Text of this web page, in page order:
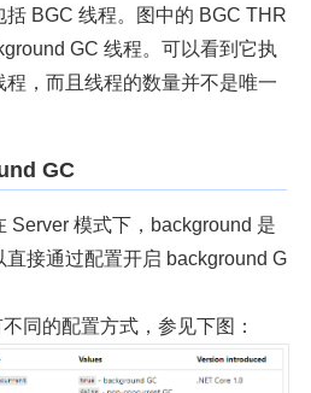
BGC 线程。图中的 BGC THR
GC 线程。可以看到它执
，而且线程的数量并不是唯一
GC
Server 模式下，background 是
接通过配置开启 background G
同的配置方式，参见下图：